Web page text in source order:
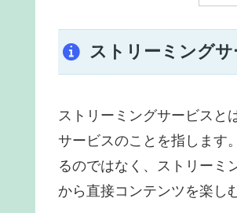
ストリーミングサ
ストリーミングサービスと
サービスのことを指します
るのではなく、ストリーミ
から直接コンテンツを楽し